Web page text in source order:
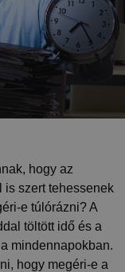
hogy az
is szert tehessenek
e túlórázni? A
töltött idő és a
mindennapokban.
hogy megéri-e a